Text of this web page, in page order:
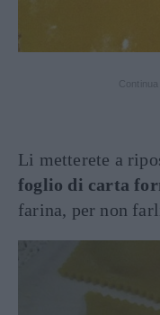
Li metterete a
foglio di carta
farina, per non